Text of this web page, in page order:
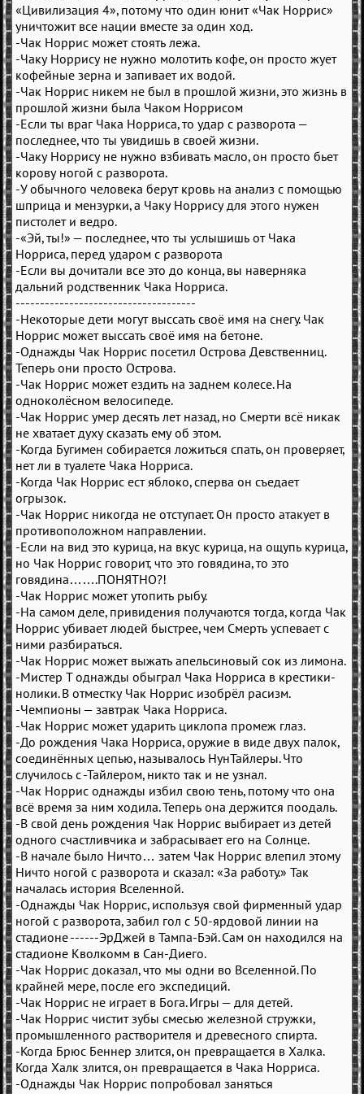
«Цивилизация 4», потому что один юнит «Чак Норрис»
уничтожит все нации вместе за один ход.
-Чак Норрис может стоять лежа.
-Чаку Норрису не нужно молотить кофе, он просто жует
кофейные зерна и запивает их водой.
-Чак Норрис никем не был в прошлой жизни, это жизнь в
прошлой жизни была Чаком Норрисом
-Если ты враг Чака Норриса, то удар с разворота —
последнее, что ты увидишь в своей жизни.
-Чаку Норрису не нужно взбивать масло, он просто бьет
корову ногой с разворота.
-У обычного человека берут кровь на анализ с помощью
шприца и мензурки, а Чаку Норрису для этого нужен
пистолет и ведро.
-«Эй, ты!» — последнее, что ты услышишь от Чака
Норриса, перед ударом с разворота
-Если вы дочитали все это до конца, вы наверняка
дальний родственник Чака Норриса.
-------------------------------------
-Некоторые дети могут выссать своё имя на снегу. Чак
Норрис может выссать своё имя на бетоне.
-Однажды Чак Норрис посетил Острова Девственниц.
Теперь они просто Острова.
-Чак Норрис может ездить на заднем колесе. На
одноколёсном велосипеде.
-Чак Норрис умер десять лет назад, но Смерти всё никак
не хватает духу сказать ему об этом.
-Когда Бугимен собирается ложиться спать, он проверяет,
нет ли в туалете Чака Норриса.
-Когда Чак Норрис ест яблоко, сперва он съедает
огрызок.
-Чак Норрис никогда не отступает. Он просто атакует в
противоположном направлении.
-Если на вид это курица, на вкус курица, на ощупь курица,
но Чак Норрис говорит, что это говядина, то это
говядина…….ПОНЯТНО?!
-Чак Норрис может утопить рыбу.
-На самом деле, привидения получаются тогда, когда Чак
Норрис убивает людей быстрее, чем Смерть успевает с
ними разбираться.
-Чак Норрис может выжать апельсиновый сок из лимона.
-Мистер Т однажды обыграл Чака Норриса в крестики-
нолики. В отместку Чак Норрис изобрёл расизм.
-Чемпионы — завтрак Чака Норриса.
-Чак Норрис может ударить циклопа промеж глаз.
-До рождения Чака Норриса, оружие в виде двух палок,
соединённых цепью, называлось НунТайлеры. Что
случилось с -Тайлером, никто так и не узнал.
-Чак Норрис однажды избил свою тень, потому что она
всё время за ним ходила. Теперь она держится поодаль.
-В свой день рождения Чак Норрис выбирает из детей
одного счастливчика и забрасывает его на Солнце.
-В начале было Ничто… затем Чак Норрис влепил этому
Ничто ногой с разворота и сказал: «За работу.» Так
началась история Вселенной.
-Однажды Чак Норрис, используя свой фирменный удар
ногой с разворота, забил гол с 50-ярдовой линии на
стадионе ------ЭрДжей в Тампа-Бэй. Сам он находился на
стадионе Кволкомм в Сан-Диего.
-Чак Норрис доказал, что мы одни во Вселенной. По
крайней мере, после его экспедиций.
-Чак Норрис не играет в Бога. Игры — для детей.
-Чак Норрис чистит зубы смесью железной стружки,
промышленного растворителя и древесного спирта.
-Когда Брюс Беннер злится, он превращается в Халка.
Когда Халк злится, он превращается в Чака Норриса.
-Однажды Чак Норрис попробовал заняться